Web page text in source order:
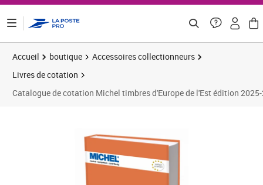
Accueil boutique
Accessoires collectionneurs
Livres de cotation
Catalogue de cotation Michel timbres d'Europe de l'Est édition